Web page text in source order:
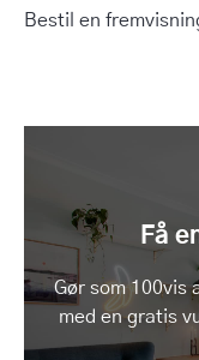
Bestil en
Få
Gør som 100vis
med en gratis